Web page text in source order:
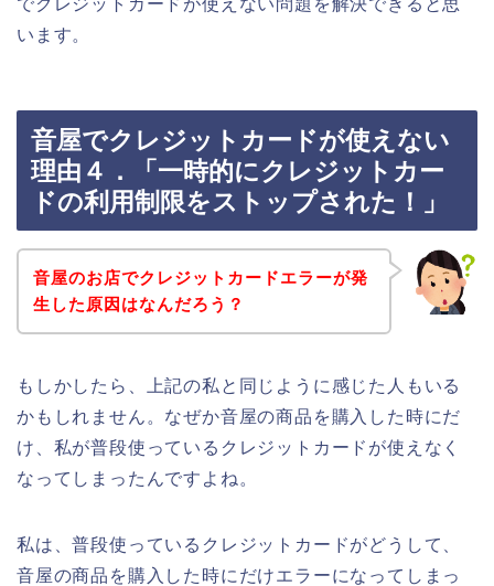
います。
音屋でクレジットカードが使えない
理由４．「一時的にクレジットカー
ドの利用制限をストップされた！」
音屋のお店でクレジットカードエラーが発
生した原因はなんだろう？
もしかしたら、上記の私と同じように感じた人もいる
かもしれません。なぜか音屋の商品を購入した時にだ
け、私が普段使っているクレジットカードが使えなく
なってしまったんですよね。
私は、普段使っているクレジットカードがどうして、
音屋の商品を購入した時にだけエラーになってしまっ